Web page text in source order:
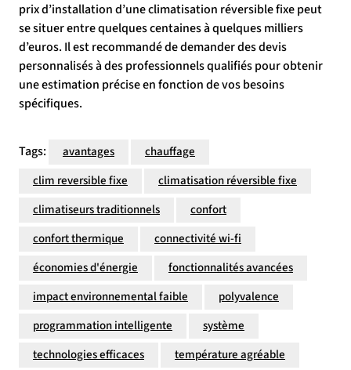
prix d’installation d’une climatisation réversible fixe peut
se situer entre quelques centaines à quelques milliers
d’euros. Il est recommandé de demander des devis
personnalisés à des professionnels qualifiés pour obtenir
une estimation précise en fonction de vos besoins
spécifiques.
Tags: avantages
chauffage
clim reversible fixe
climatisation réversible fixe
climatiseurs traditionnels
confort
confort thermique
connectivité wi-fi
économies d'énergie
fonctionnalités avancées
impact environnemental faible
polyvalence
programmation intelligente
système
technologies efficaces
température agréable